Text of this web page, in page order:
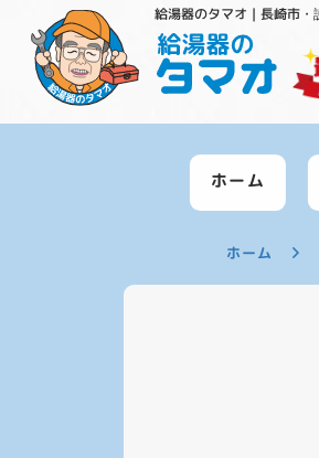
給湯器のタマオ｜長崎市
ホーム
ホーム